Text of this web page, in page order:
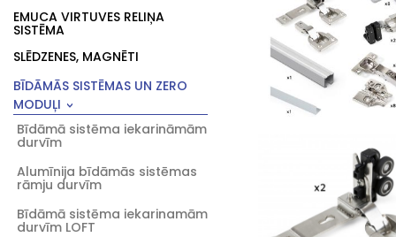
EMUCA VIRTUVES RELIŅA
SISTĒMA
SLĒDZENES, MAGNĒTI
BĪDĀMĀS SISTĒMAS UN ZERO
MODUĻI
Bīdāmā sistēma iekarināmām
durvīm
Alumīnija bīdāmās sistēmas
rāmju durvīm
Bīdāmā sistēma iekarinamām
durvīm LOFT